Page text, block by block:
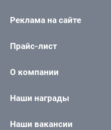
Реклама на сайте
Прайс-лист
О компании
Наши награды
Наши вакансии